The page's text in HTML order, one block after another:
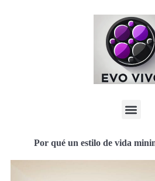
Por qué un estilo de vida